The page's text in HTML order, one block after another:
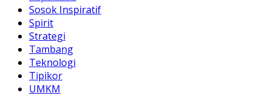
Sosok Inspiratif
Spirit
Strategi
Tambang
Teknologi
Tipikor
UMKM